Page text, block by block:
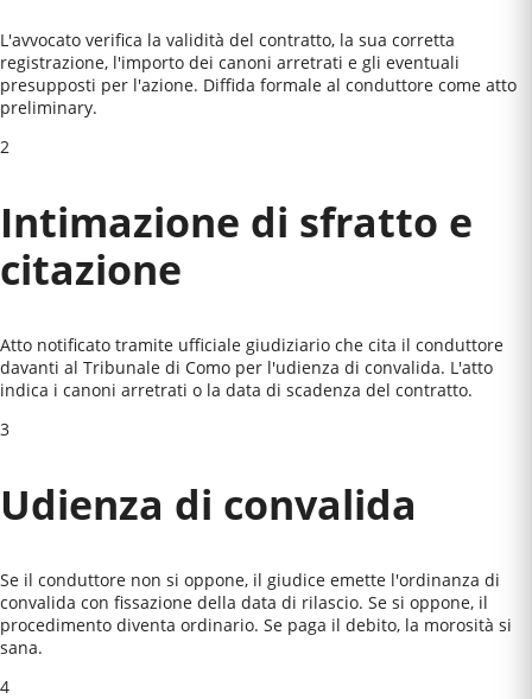
L'avvocato verifica la validità del contratto, la sua corretta
registrazione, l'importo dei canoni arretrati e gli eventuali
presupposti per l'azione. Diffida formale al conduttore come atto
preliminary.
2
Intimazione di sfratto e
citazione
Atto notificato tramite ufficiale giudiziario che cita il conduttore
davanti al Tribunale di Como per l'udienza di convalida. L'atto
indica i canoni arretrati o la data di scadenza del contratto.
3
Udienza di convalida
Se il conduttore non si oppone, il giudice emette l'ordinanza di
convalida con fissazione della data di rilascio. Se si oppone, il
procedimento diventa ordinario. Se paga il debito, la morosità si
sana.
4